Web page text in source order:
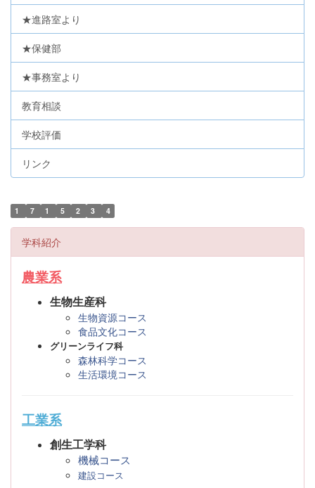
★進路室より
★保健部
★事務室より
教育相談
学校評価
リンク
1 7 1 5 2 3 4
学科紹介
農業系
生物生産科
生物資源コース
食品文化コース
グリーンライフ科
森林科学コース
生活環境コース
工業系
創生工学科
機械コース
建設コース